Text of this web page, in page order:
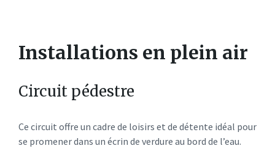
Installations en plein air
Circuit pédestre
Ce circuit offre un cadre de loisirs et de détente idéal pour
se promener dans un écrin de verdure au bord de l’eau.